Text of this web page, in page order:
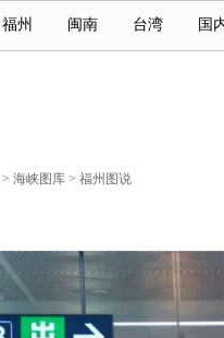
福州 闽南 台湾 国
> 海峡图库 > 福州图说